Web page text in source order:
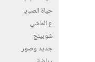
حياة الصبايا
ع الماشي
شوبينج
جديد وصور